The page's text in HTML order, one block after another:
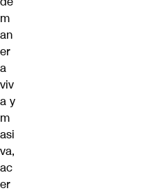
m
an
er
a
viv
a y
m
asi
va,
ac
er